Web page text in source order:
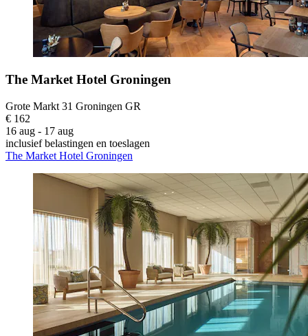
The Market Hotel Groningen
Grote Markt 31 Groningen GR
€ 162
16 aug - 17 aug
inclusief belastingen en toeslagen
The Market Hotel Groningen